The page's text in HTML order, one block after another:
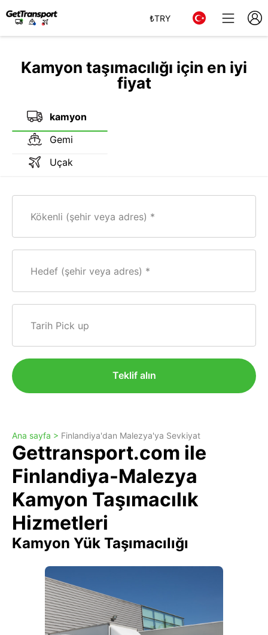
₺TRY
Kamyon taşımacılığı için en iyi
fiyat
kamyon
Gemi
Uçak
Kökenli (şehir veya adres)
Hedef (şehir veya adres)
Tarih Pick up
Teklif alın
Ana sayfa > Finlandiya'dan Malezya'ya Sevkiyat
Gettransport.com ile
Finlandiya-Malezya
Kamyon Taşımacılık
Hizmetleri
Kamyon Yük Taşımacılığı